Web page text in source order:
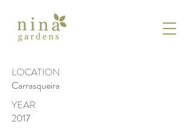
LOCATION
Carrasqueira
YEAR
2017